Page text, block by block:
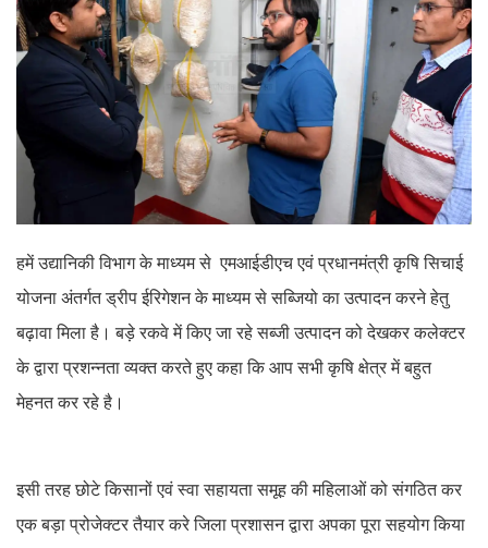
हमें उद्यानिकी विभाग के माध्यम से एमआईडीएच एवं प्रधानमंत्री कृषि सिचाई
योजना अंतर्गत ड्रीप ईरिगेशन के माध्यम से सब्जियो का उत्पादन करने हेतु
बढ़ावा मिला है। बड़े रकवे में किए जा रहे सब्जी उत्पादन को देखकर कलेक्टर
के द्वारा प्रशन्नता व्यक्त करते हुए कहा कि आप सभी कृषि क्षेत्र में बहुत
मेहनत कर रहे है।
इसी तरह छोटे किसानों एवं स्वा सहायता समूह की महिलाओं को संगठित कर
एक बड़ा प्रोजेक्टर तैयार करे जिला प्रशासन द्वारा अपका पूरा सहयोग किया